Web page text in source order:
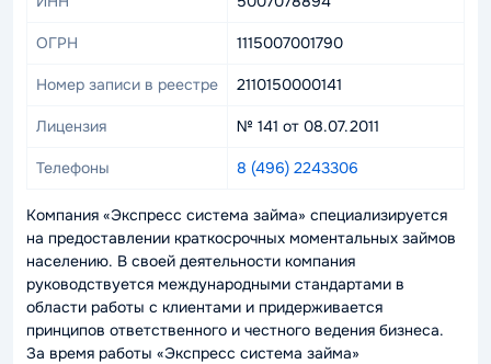
ОГРН 1115007001790
Номер записи в реестре 2110150000141
Лицензия № 141 от 08.07.2011
Телефоны 8 (496) 2243306
Компания «Экспресс система займа» специализируется
на предоставлении краткосрочных моментальных займов
населению. В своей деятельности компания
руководствуется международными стандартами в
области работы с клиентами и придерживается
принципов ответственного и честного ведения бизнеса.
За время работы «Экспресс система займа»